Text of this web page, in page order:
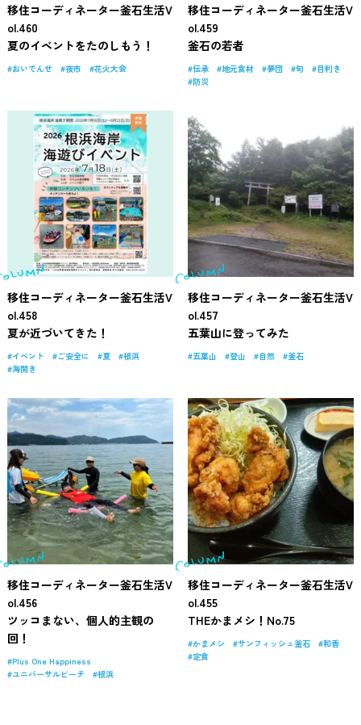
移住コーディネーター釜石生活V
ol.460
夏のイベントをたのしもう！
おいでんせ 夜市 花火大会
移住コーディネーター釜石生活V
ol.459
釜石の若者
伝承 地元食材 夢団 旬
目利き
防災
移住コーディネーター釜石生活V
ol.458
夏が近づいてきた！
イベント ご安全に 夏
根浜
海開き
移住コーディネーター釜石生活V
ol.457
五葉山に登ってみた
五葉山 登山 自然 釜石
移住コーディネーター釜石生活V
ol.456
ツッコまない、個人的主観の
回！
Plus One Happiness
ユニバーサルビーチ
根浜
移住コーディネーター釜石生活V
ol.455
THEかまメシ！No.75
かまメシ サンフィッシュ釜石
和香
定食